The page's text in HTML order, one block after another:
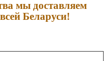
мы доставляем
Беларуси!